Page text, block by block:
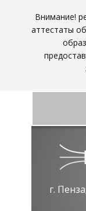
Внимание!
аттестаты
г.